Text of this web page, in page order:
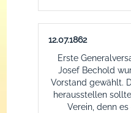
12.07.1862
Erste
Josef Bechold
Vorstand gewählt.
herausstellen
Verein, denn